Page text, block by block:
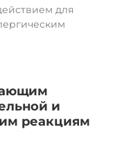
для
и
реакциям